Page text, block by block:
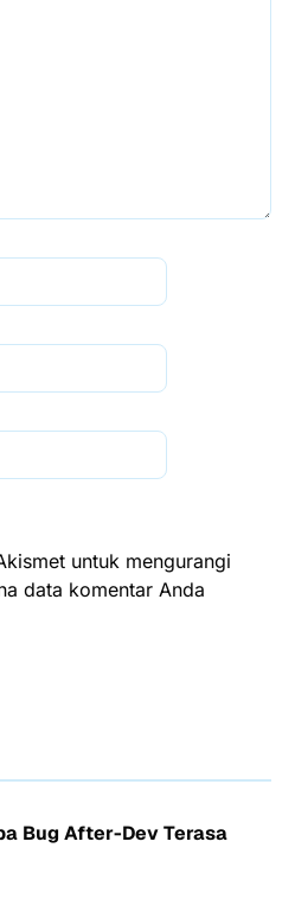
untuk mengurangi
data komentar Anda
Bug After-Dev Terasa